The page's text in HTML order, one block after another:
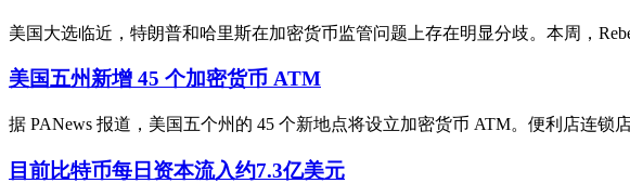
美国大选临近，特朗普和哈里斯在加密货币监管问题上存在明显分歧。本周，
美国五州新增 45 个加密货币 ATM
据 PANews 报道，美国五个州的 45 个新地点将设立加密货币 ATM。便利店连
目前比特币每日资本流入约7.3亿美元